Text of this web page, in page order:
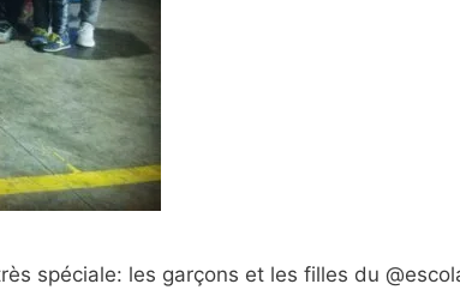
spéciale: les garçons et les filles du